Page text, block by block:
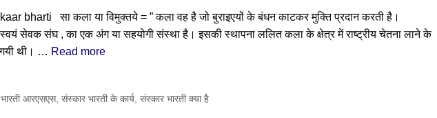
bharti सा कला या विमुक्तये = ” कला वह है जो बुराइएयों के बंधन काटकर मुक्ति प्रदान करती है।
स्वयं सेवक संघ , का एक अंग या सहयोगी संस्था है। इसकी स्थापना ललित कला के क्षेत्र में राष्ट्रीय चेतना लाने के
थी। … Read more
आरएसएस, संस्कार भारती के कार्य, संस्कार भारती क्या है